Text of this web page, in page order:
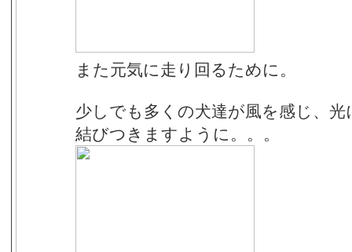
また元気に走り回るために。
少しでも多くの犬達が風を感じ、
結びつきますように。。。